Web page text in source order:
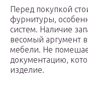
Перед покупкой
фурнитуры,
систем. Наличие
весомый аргумент
мебели. Не
документацию,
изделие.